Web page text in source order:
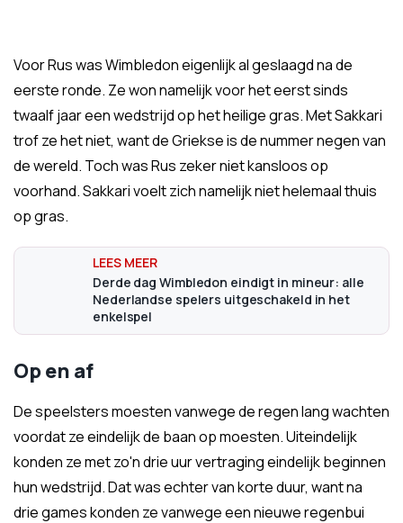
Voor Rus was Wimbledon eigenlijk al geslaagd na de
eerste ronde. Ze won namelijk voor het eerst sinds
twaalf jaar een wedstrijd op het heilige gras. Met Sakkari
trof ze het niet, want de Griekse is de nummer negen van
de wereld. Toch was Rus zeker niet kansloos op
voorhand. Sakkari voelt zich namelijk niet helemaal thuis
op gras.
Derde dag Wimbledon eindigt in mineur: alle
Nederlandse spelers uitgeschakeld in het
enkelspel
Op en af
De speelsters moesten vanwege de regen lang wachten
voordat ze eindelijk de baan op moesten. Uiteindelijk
konden ze met zo'n drie uur vertraging eindelijk beginnen
hun wedstrijd. Dat was echter van korte duur, want na
drie games konden ze vanwege een nieuwe regenbui